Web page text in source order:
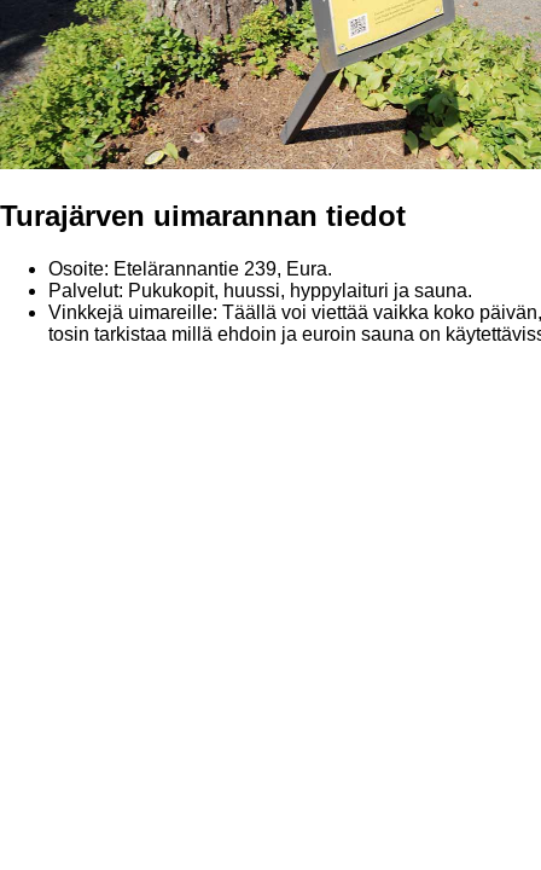
Turajärven uimarannan tiedot
Osoite: Etelärannantie 239, Eura.
Palvelut: Pukukopit, huussi, hyppylaituri ja sauna.
Vinkkejä uimareille: Täällä voi viettää vaikka koko
tosin tarkistaa millä ehdoin ja euroin sauna on